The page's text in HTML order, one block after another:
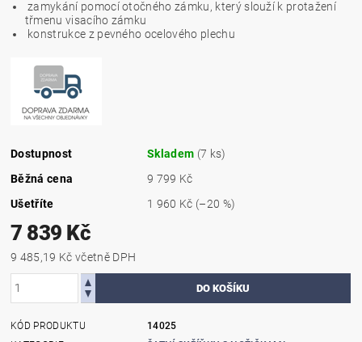
zamykání pomocí otočného zámku, který slouží k protažení
třmenu visacího zámku
konstrukce z pevného ocelového plechu
Dostupnost Skladem (7 ks)
Běžná cena
9 799 Kč
Ušetříte
1 960 Kč (–20 %)
7 839 Kč
9 485,19 Kč včetně DPH
KÓD PRODUKTU
14025